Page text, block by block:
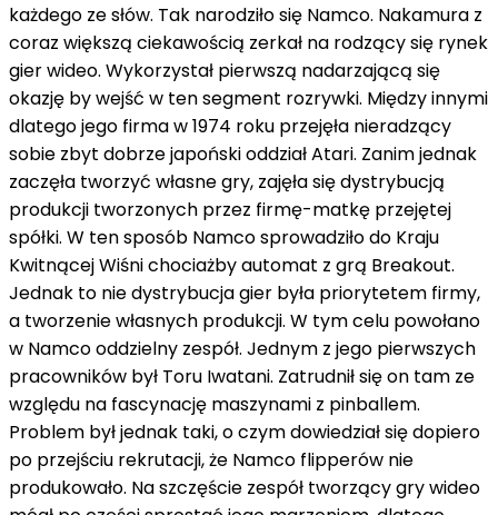
każdego ze słów. Tak narodziło się Namco. Nakamura z
coraz większą ciekawością zerkał na rodzący się rynek
gier wideo. Wykorzystał pierwszą nadarzającą się
okazję by wejść w ten segment rozrywki. Między innymi
dlatego jego firma w 1974 roku przejęła nieradzący
sobie zbyt dobrze japoński oddział Atari. Zanim jednak
zaczęła tworzyć własne gry, zajęła się dystrybucją
produkcji tworzonych przez firmę-matkę przejętej
spółki. W ten sposób Namco sprowadziło do Kraju
Kwitnącej Wiśni chociażby automat z grą Breakout.
Jednak to nie dystrybucja gier była priorytetem firmy,
a tworzenie własnych produkcji. W tym celu powołano
w Namco oddzielny zespół. Jednym z jego pierwszych
pracowników był Toru Iwatani. Zatrudnił się on tam ze
względu na fascynację maszynami z pinballem.
Problem był jednak taki, o czym dowiedział się dopiero
po przejściu rekrutacji, że Namco flipperów nie
produkowało. Na szczęście zespół tworzący gry wideo